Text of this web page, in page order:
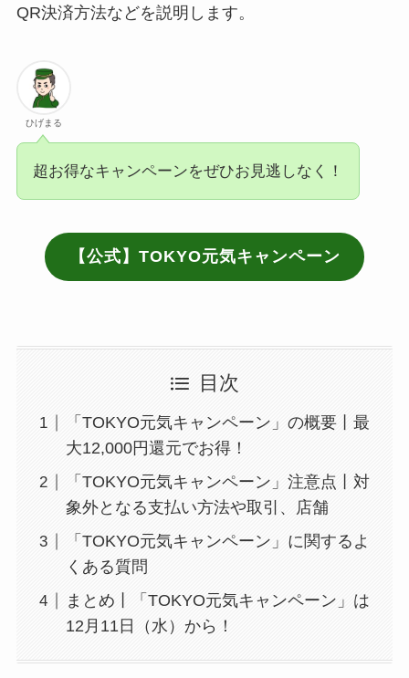
QR決済方法などを説明します。
ひげまる
超お得なキャンペーンをぜひお見逃しなく！
【公式】TOKYO元気キャンペーン
目次
「TOKYO元気キャンペーン」の概要丨最
大12,000円還元でお得！
「TOKYO元気キャンペーン」注意点丨対
象外となる支払い方法や取引、店舗
「TOKYO元気キャンペーン」に関するよ
くある質問
まとめ丨「TOKYO元気キャンペーン」は
12月11日（水）から！